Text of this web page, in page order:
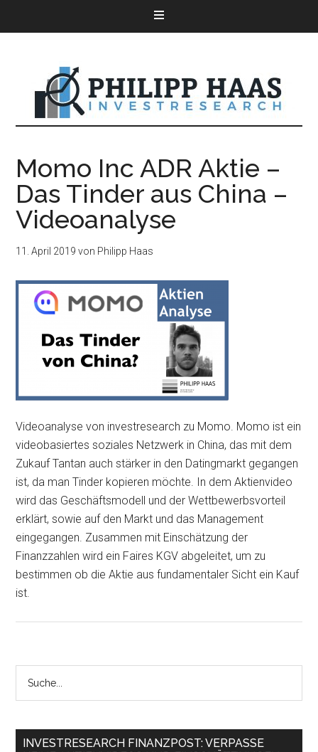
Momo Inc ADR Aktie –
Das Tinder aus China –
Videoanalyse
11. April 2019 von Philipp Haas
Videoanalyse von investresearch zu Momo. Momo ist ein
videobasiertes soziales Netzwerk in China, das mit dem
Zukauf Tantan auch stärker in den Datingmarkt gegangen
ist, da man Tinder kopieren möchte. In dem Aktienvideo
wird das Geschäftsmodell und der Wettbewerbsvorteil
erklärt, sowie auf den Markt und das Management
eingegangen. Zusammen mit Einschätzung der
Finanzzahlen wird ein Faires KGV abgeleitet, um zu
bestimmen ob die Aktie aus fundamentaler Sicht ein Kauf
ist.
INVESTRESEARCH FINANZPOST: VERPASSE